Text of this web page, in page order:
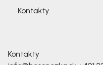
Kontakty
Kontakty